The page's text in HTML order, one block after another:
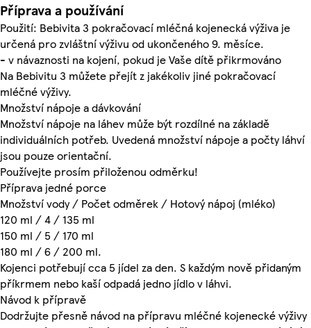
Příprava a používání
Použití: Bebivita 3 pokračovací mléčná kojenecká výživa je
určená pro zvláštní výživu od ukončeného 9. měsíce.
- v návaznosti na kojení, pokud je Vaše dítě přikrmováno
Na Bebivitu 3 můžete přejít z jakékoliv jiné pokračovací
mléčné výživy.
Množství nápoje a dávkování
Množství nápoje na láhev může být rozdílné na základě
individuálních potřeb. Uvedená množství nápoje a počty láhví
jsou pouze orientační.
Používejte prosím přiloženou odměrku!
Příprava jedné porce
Množství vody / Počet odměrek / Hotový nápoj (mléko)
120 ml / 4 / 135 ml
150 ml / 5 / 170 ml
180 ml / 6 / 200 ml.
Kojenci potřebují cca 5 jídel za den. S každým nově přidaným
příkrmem nebo kaší odpadá jedno jídlo v láhvi.
Návod k přípravě
Dodržujte přesně návod na přípravu mléčné kojenecké výživy